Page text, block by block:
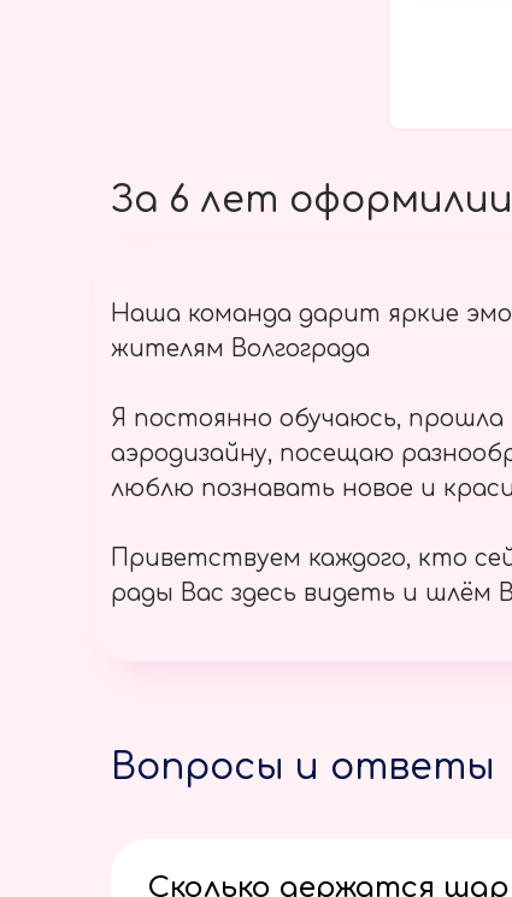
За 6 лет оформилии
Наша команда дарит яркие
жителям Волгограда
Я постоянно обучаюсь,
аэродизайну, посещаю
люблю познавать новое и
Приветствуем каждого, кто
рады Вас здесь видеть и шлём
Вопросы и ответы
Сколько держатся